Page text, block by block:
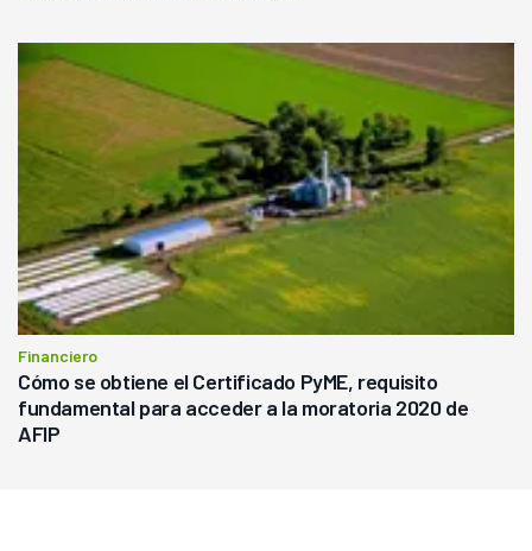
Financiero
Cómo se obtiene el Certificado PyME, requisito
fundamental para acceder a la moratoria 2020 de
AFIP